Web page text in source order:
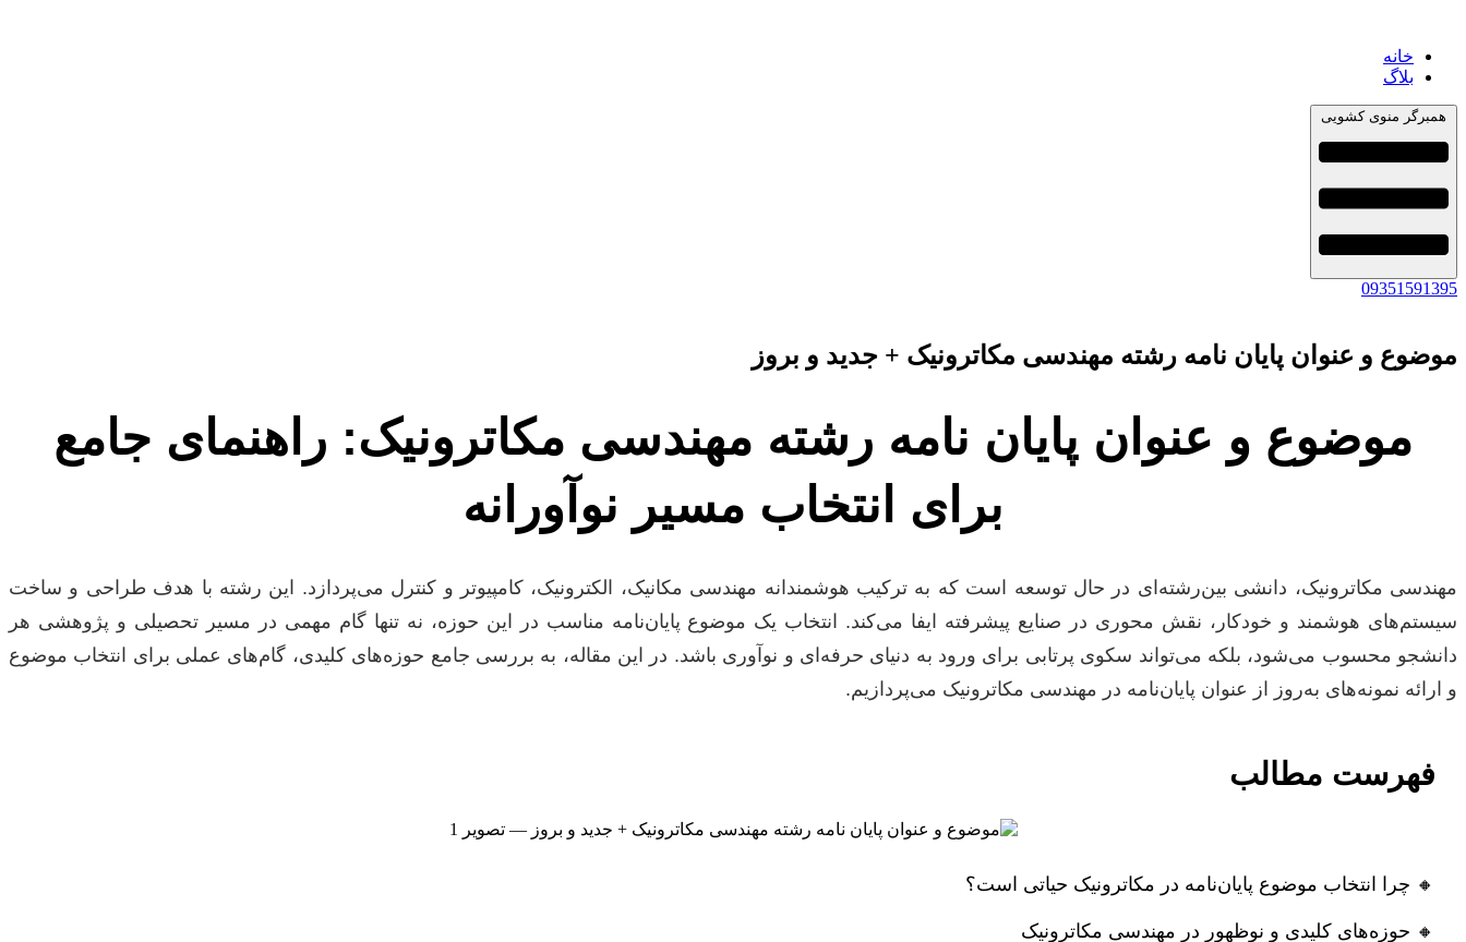
خانه
بلاگ
همبرگر منوی کشویی
09351591395
موضوع و عنوان پایان نامه رشته مهندسی مکاترونیک + جدید و بروز
موضوع و عنوان پایان نامه رشته مهندسی مکاترونیک: راهنمای جامع
برای انتخاب مسیر نوآورانه
مهندسی مکاترونیک، دانشی بین‌رشته‌ای در حال توسعه است که به ترکیب هوشمندانه مهندسی مکانیک، الکترونیک، کامپیوتر و کنترل می‌پردازد. این رشته با هدف طراحی و ساخت
سیستم‌های هوشمند و خودکار، نقش محوری در صنایع پیشرفته ایفا می‌کند. انتخاب یک موضوع پایان‌نامه مناسب در این حوزه، نه تنها گام مهمی در مسیر تحصیلی و پژوهشی هر
دانشجو محسوب می‌شود، بلکه می‌تواند سکوی پرتابی برای ورود به دنیای حرفه‌ای و نوآوری باشد. در این مقاله، به بررسی جامع حوزه‌های کلیدی، گام‌های عملی برای انتخاب موضوع
و ارائه نمونه‌های به‌روز از عنوان پایان‌نامه در مهندسی مکاترونیک می‌پردازیم.
فهرست مطالب
🔸 چرا انتخاب موضوع پایان‌نامه در مکاترونیک حیاتی است؟
🔸 حوزه‌های کلیدی و نوظهور در مهندسی مکاترونیک